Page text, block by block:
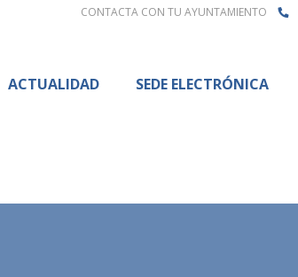
CONTACTA CON TU AYUNTAMIENTO
ACTUALIDAD SEDE ELECTRÓNICA